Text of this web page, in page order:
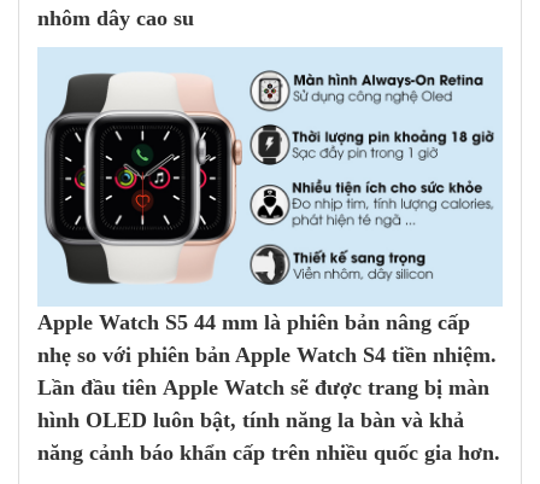
nhôm dây cao su
Apple Watch S5 44 mm là phiên bản nâng cấp
nhẹ so với phiên bản Apple Watch S4 tiền nhiệm.
Lần đầu tiên Apple Watch sẽ được trang bị màn
hình OLED luôn bật, tính năng la bàn và khả
năng cảnh báo khẩn cấp trên nhiều quốc gia hơn.